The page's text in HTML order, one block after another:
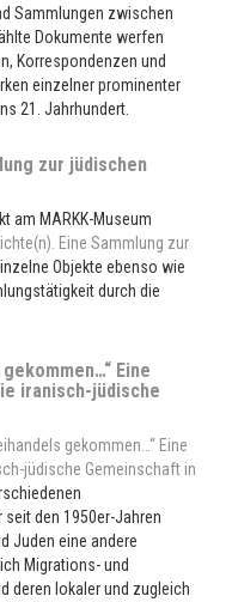
Sammlungen zwischen
Dokumente werfen
Korrespondenzen und
einzelner prominenter
21. Jahrhundert.
zur jüdischen
am MARKK-Museum
Eine Sammlung zur
Objekte ebenso wie
durch die
Eine
iranisch-jüdische
gekommen…“ Eine
jüdische Gemeinschaft in
seit den 1950er-Jahren
Juden eine andere
Migrations- und
deren lokaler und zugleich